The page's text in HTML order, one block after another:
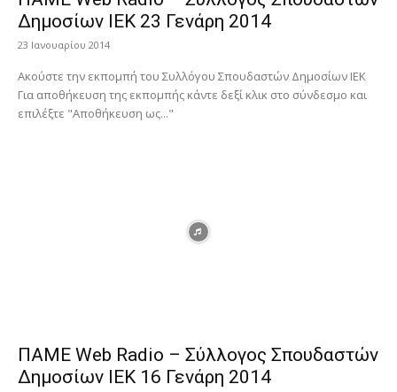
Δημοσίων ΙΕΚ 23 Γενάρη 2014
23 Ιανουαρίου 2014
Ακούστε την εκπομπή του Συλλόγου Σπουδαστών Δημοσίων ΙΕΚ
Για αποθήκευση της εκπομπής κάντε δεξί κλικ στο σύνδεσμο και
επιλέξτε "Αποθήκευση ως..."
ΠΑΜΕ Web Radio – Σύλλογος Σπουδαστών
Δημοσίων ΙΕΚ 16 Γενάρη 2014